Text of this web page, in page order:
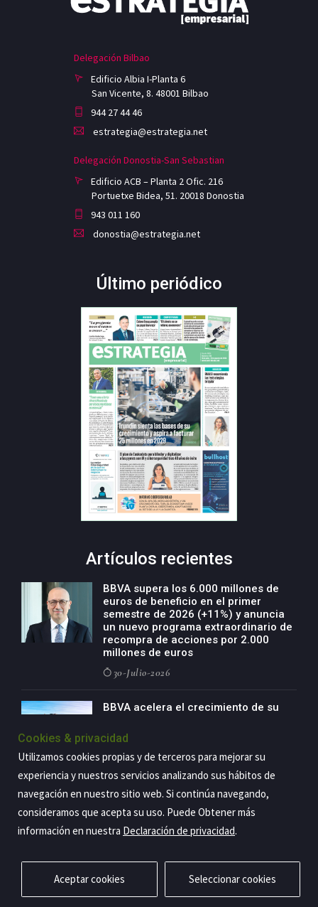
Delegación Bilbao
Edificio Albia I-Planta 6
San Vicente, 8. 48001 Bilbao
944 27 44 46
estrategia@estrategia.net
Delegación Donostia-San Sebastian
Edificio ACB – Planta 2 Ofic. 216
Portuetxe Bidea, 51. 20018 Donostia
943 011 160
donostia@estrategia.net
Último periódico
Artículos recientes
BBVA supera los 6.000 millones de
euros de beneficio en el primer
semestre de 2026 (+11%) y anuncia
un nuevo programa extraordinario de
recompra de acciones por 2.000
millones de euros
30-Julio-2026
BBVA acelera el crecimiento de su
de especialización presente en siete
países
29-Julio-2026
Copyright@2026 Estrategia Empresarial
Cookies & privacidad
Utilizamos cookies propias y de terceros para mejorar su
experiencia y nuestros servicios analizando sus hábitos de
navegación en nuestro sitio web. Si continúa navegando,
consideramos que acepta su uso. Puede Obtener más
información en nuestra Declaración de privacidad.
Aceptar cookies Seleccionar cookies